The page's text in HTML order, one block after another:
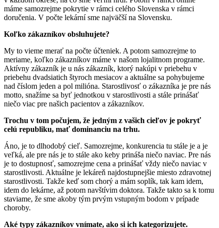
máme samozrejme pokrytie v rámci celého Slovenska v rámci
doručenia. V počte lekární sme najväčší na Slovensku.
Koľko zákazníkov obsluhujete?
My to vieme merať na počte účteniek. A potom samozrejme to
meriame, koľko zákazníkov máme v našom lojalitnom programe.
Aktívny zákazník je u nás zákazník, ktorý nakúpi v priebehu v
priebehu dvadsiatich štyroch mesiacov a aktuálne sa pohybujeme
nad číslom jeden a pol milióna. Starostlivosť o zákazníka je pre nás
motto, snažíme sa byť jednotkou v starostlivosti a stále prinášať
niečo viac pre našich pacientov a zákazníkov.
Trochu v tom počujem, že jedným z vašich cieľov je pokryť
celú republiku, mať dominanciu na trhu.
Áno, je to dlhodobý cieľ. Samozrejme, konkurencia tu stále je a je
veľká, ale pre nás je to stále ako keby prináša niečo naviac. Pre nás
je to dostupnosť, samozrejme cena a prinášať vždy niečo naviac v
starostlivosti. Aktuálne je lekáreň najdostupnejšie miesto zdravotnej
starostlivosti. Takže keď som chorý a mám soplík, tak kam idem,
idem do lekárne, až potom navštívim doktora. Takže takto sa k tomu
staviame, že sme akoby tým prvým vstupným bodom v prípade
choroby.
Aké typy zákazníkov vnímate, ako si ich kategorizujete.